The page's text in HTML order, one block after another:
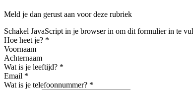
Meld je dan gerust aan voor deze rubriek
Schakel JavaScript in je browser in om dit formulier in te
Hoe heet je? *
Voornaam
Achternaam
Wat is je leeftijd? *
Email *
Wat is je telefoonnummer? *